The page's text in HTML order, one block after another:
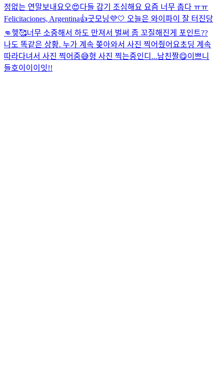
정없는 연말보내요오😍다들 감기 조심해요 요즘 너무 춥다 ㅠㅠ
Felicitaciones, Argentina👍굿모닝💜🤍 오늘은 와이파이 잘 터진당
👊헿🥰너무 소중해서 하도 만져서 벌써 좀 꼬질해진게 포인트??
나도 똑같은 상황. 누가 계속 쫒아와서 사진 찍어줬어요초딩 계속
따라다녀서 사진 찍어줌😅형 사진 찍는중인디...남친짤😋이쁘니
들호이이이잇!!